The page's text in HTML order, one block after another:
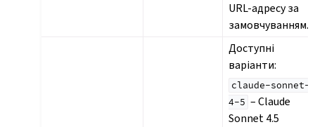
URL-адресу за
замовчуванням.
Доступні
варіанти:
claude-sonnet-
4-5 – Claude
Sonnet 4.5